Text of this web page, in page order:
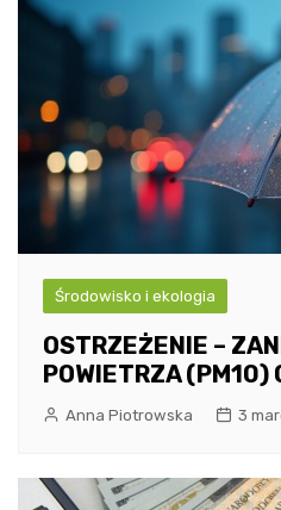
Środowisko i ekologia
OSTRZEŻENIE –
POWIETRZA
Anna Piotrowska 3